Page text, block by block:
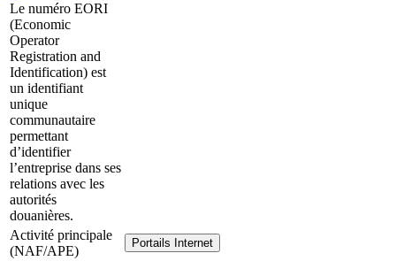
Le numéro EORI
(Economic
Operator
Registration and
Identification) est
un identifiant
unique
communautaire
permettant
d’identifier
l’entreprise dans ses
relations avec les
autorités
douanières.
Activité principale
(NAF/APE)
Portails Internet